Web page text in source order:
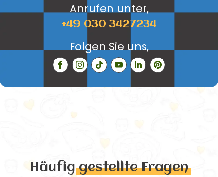
Anrufen unter,
+49 030 3427234
Folgen Sie uns,
Häufiggestellte Fragen